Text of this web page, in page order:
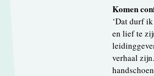
Komen
‘Dat durf
en lief te
verhaal